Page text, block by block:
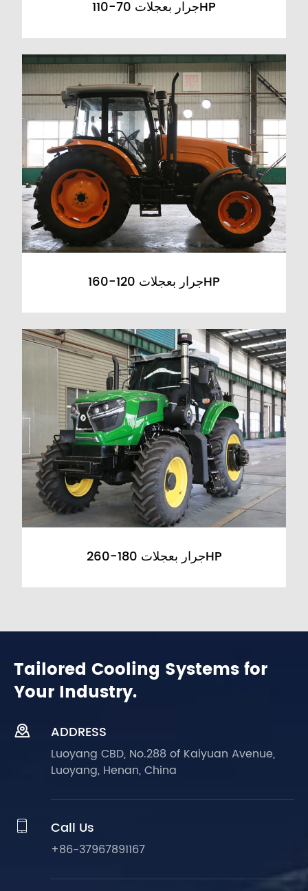
جرار بعجلات 70-110HP
جرار بعجلات 120-160HP
جرار بعجلات 180-260HP
Tailored Cooling Systems for
Your Industry.
 ADDRESS
Luoyang CBD, No.288 of Kaiyuan Avenue,
Luoyang, Henan, China
 Call Us
+86-37967891167